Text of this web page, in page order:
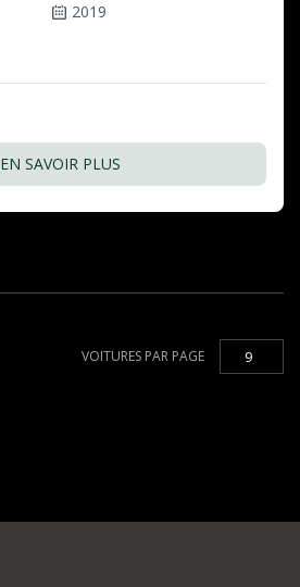
2019
EN SAVOIR PLUS
VOITURES PAR PAGE 9